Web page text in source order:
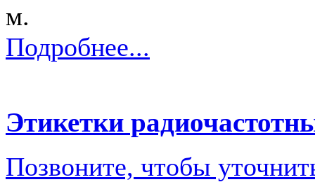
м.
Подробнее...
Этикетки
Позвоните, чтобы